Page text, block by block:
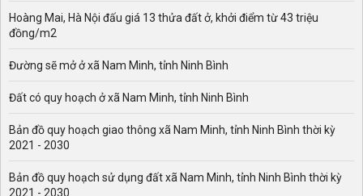
Hoàng Mai, Hà Nội đấu giá 13 thửa đất ở, khởi điểm từ 43 triệu
đồng/m2
Đường sẽ mở ở xã Nam Minh, tỉnh Ninh Bình
Đất có quy hoạch ở xã Nam Minh, tỉnh Ninh Bình
Bản đồ quy hoạch giao thông xã Nam Minh, tỉnh Ninh Bình thời kỳ
2021 - 2030
Bản đồ quy hoạch sử dụng đất xã Nam Minh, tỉnh Ninh Bình thời kỳ
2021 - 2030